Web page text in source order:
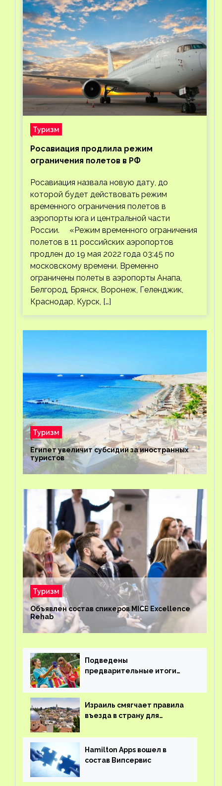
Туризм
Росавиация продлила режим
ограничения полетов в РФ
Росавиация назвала новую дату, до
которой будет действовать режим
временного ограничения полетов в
аэропорты юга и центральной части
России. «Режим временного ограничения
полетов в 11 российских аэропортов
продлен до 19 мая 2022 года 03:45 по
московскому времени. Временно
ограничены полеты в аэропорты Анапа,
Белгород, Брянск, Воронеж, Геленджик,
Краснодар, Курск, […]
Туризм
Египет увеличит субсидии за иностранных
туристов
Туризм
Объявлен состав спикеров MICE Excellence
Rehab
Подведены
предварительные итоги
Израиль смягчает правила
въезда в страну для
Hamilton Apps вошел в
состав Випсервис